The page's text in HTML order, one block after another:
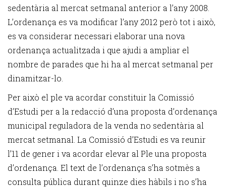
sedentària al mercat setmanal anterior a l’any 2008.
L’ordenança es va modificar l’any 2012 però tot i això,
es va considerar necessari elaborar una nova
ordenança actualitzada i que ajudi a ampliar el
nombre de parades que hi ha al mercat setmanal per
dinamitzar-lo.
Per això el ple va acordar constituir la Comissió
d’Estudi per a la redacció d’una proposta d’ordenança
municipal reguladora de la venda no sedentària al
mercat setmanal. La Comissió d’Estudi es va reunir
l’11 de gener i va acordar elevar al Ple una proposta
d’ordenança. El text de l’ordenança s’ha sotmès a
consulta pública durant quinze dies hàbils i no s’ha